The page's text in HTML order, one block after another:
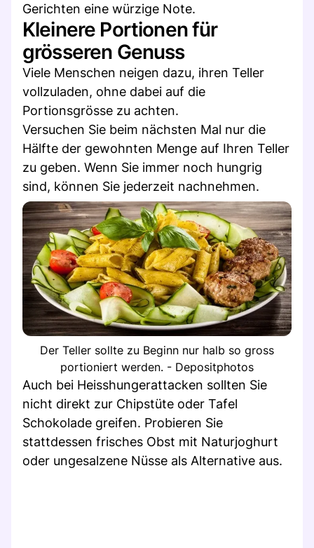
Gerichten eine würzige Note.
Kleinere Portionen für
grösseren Genuss
Viele Menschen neigen dazu, ihren Teller
vollzuladen, ohne dabei auf die
Portionsgrösse zu achten.
Versuchen Sie beim nächsten Mal nur die
Hälfte der gewohnten Menge auf Ihren Teller
zu geben. Wenn Sie immer noch hungrig
sind, können Sie jederzeit nachnehmen.
Der Teller sollte zu Beginn nur halb so gross
portioniert werden. - Depositphotos
Auch bei Heisshungerattacken sollten Sie
nicht direkt zur Chipstüte oder Tafel
Schokolade greifen. Probieren Sie
stattdessen frisches Obst mit Naturjoghurt
oder ungesalzene Nüsse als Alternative aus.